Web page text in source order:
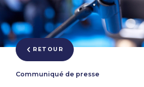
RETOUR
Communiqué de presse